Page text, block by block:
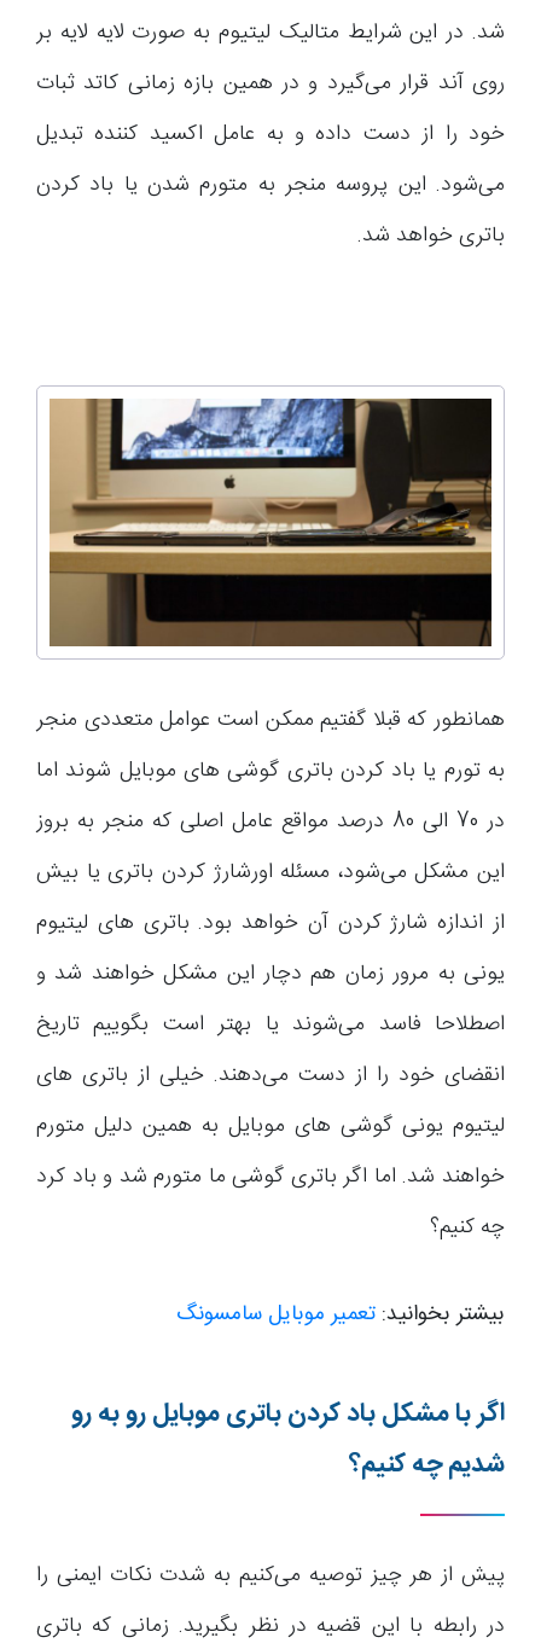
شد. در این شرایط متالیک لیتیوم به صورت لایه لایه بر
روی آند قرار می‌گیرد و در همین بازه زمانی کاتد ثبات
خود را از دست داده و به عامل اکسید کننده تبدیل
می‌شود. این پروسه منجر به متورم شدن یا باد کردن
باتری خواهد شد.
همانطور که قبلا گفتیم ممکن است عوامل متعددی منجر
به تورم یا باد کردن باتری گوشی های موبایل شوند اما
در 70 الی 80 درصد مواقع عامل اصلی که منجر به بروز
این مشکل می‌شود، مسئله اورشارژ کردن باتری یا بیش
از اندازه شارژ کردن آن خواهد بود. باتری های لیتیوم
یونی به مرور زمان هم دچار این مشکل خواهند شد و
اصطلاحا فاسد می‌شوند یا بهتر است بگوییم تاریخ
انقضای خود را از دست می‌دهند. خیلی از باتری های
لیتیوم یونی گوشی های موبایل به همین دلیل متورم
خواهند شد. اما اگر باتری گوشی ما متورم شد و باد کرد
چه کنیم؟
بیشتر بخوانید: تعمیر موبایل سامسونگ
اگر با مشکل باد کردن باتری موبایل رو به رو
شدیم چه کنیم؟
پیش از هر چیز توصیه می‌کنیم به شدت نکات ایمنی را
در رابطه با این قضیه در نظر بگیرید. زمانی که باتری